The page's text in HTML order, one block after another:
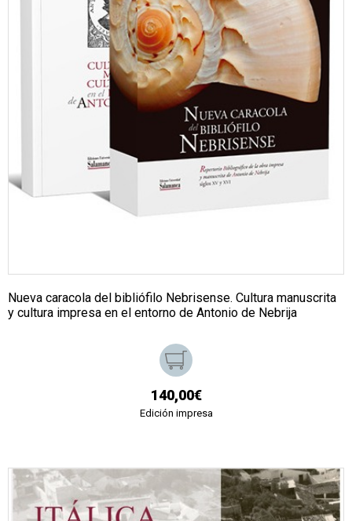
Nueva caracola del bibliófilo Nebrisense. Cultura manuscrita
y cultura impresa en el entorno de Antonio de Nebrija
140,00€
Edición impresa